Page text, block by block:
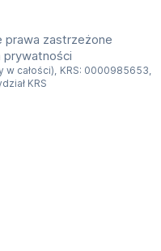
prawa zastrzeżone
prywatności
w całości), KRS: 0000985653,
KRS